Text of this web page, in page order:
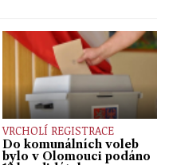
VRCHOLÍ REGISTRACE
Do komunálních voleb
bylo v Olomouci podáno